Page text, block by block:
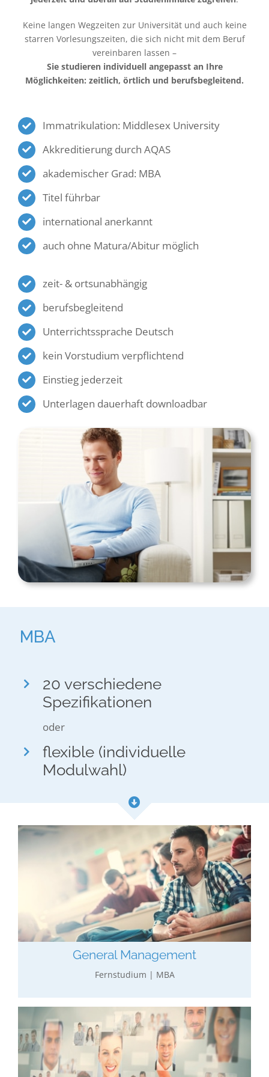
Keine langen Wegzeiten zur Universität und auch keine
starren Vorlesungszeiten, die sich nicht mit dem Beruf
vereinbaren lassen –
Sie studieren individuell angepasst an Ihre
Möglichkeiten: zeitlich, örtlich und berufsbegleitend.
Immatrikulation: Middlesex University
Akkreditierung durch AQAS
akademischer Grad: MBA
Titel führbar
international anerkannt
auch ohne Matura/Abitur möglich
zeit- & ortsunabhängig
berufsbegleitend
Unterrichtssprache Deutsch
kein Vorstudium verpflichtend
Einstieg jederzeit
Unterlagen dauerhaft downloadbar
MBA
20 verschiedene
Spezifikationen
oder
flexible (individuelle
Modulwahl)
General Management
Fernstudium | MBA
General Management
Breit gefächerte, allgemeine wirtschaftliche
Ausbildung in Betriebswirtschaft und Teilen der
Volkswirtschaft.
mehr erfahren…
Personal­­­­management
Wirtschaftliche Ausbildung gekoppelt mit